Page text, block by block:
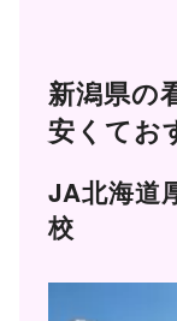
新潟県の
安くてお
JA北海道
校